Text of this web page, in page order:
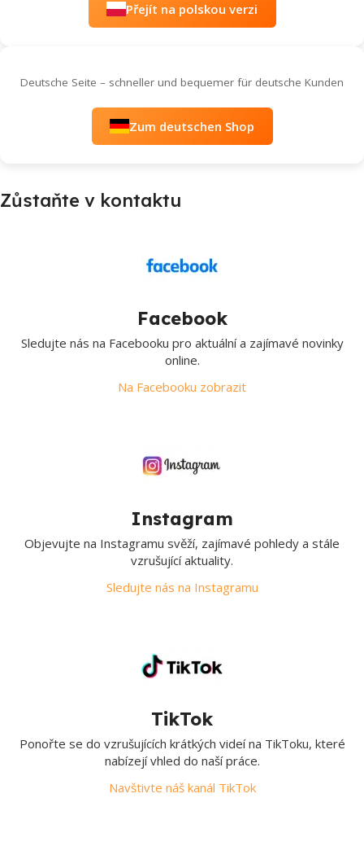
Přejít na polskou verzi
Deutsche Seite – schneller und bequemer für deutsche Kunden
Zum deutschen Shop
Zůstaňte v kontaktu
Facebook
Sledujte nás na Facebooku pro aktuální a zajímavé novinky
online.
Na Facebooku zobrazit
Instagram
Objevujte na Instagramu svěží, zajímavé pohledy a stále
vzrušující aktuality.
Sledujte nás na Instagramu
TikTok
Ponořte se do vzrušujících krátkých videí na TikToku, které
nabízejí vhled do naší práce.
Navštivte náš kanál TikTok